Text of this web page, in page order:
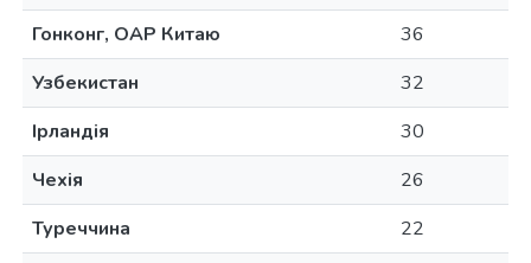
Гонконг, ОАР Китаю
36
Узбекистан
32
Ірландія
30
Чехія
26
Туреччина
22